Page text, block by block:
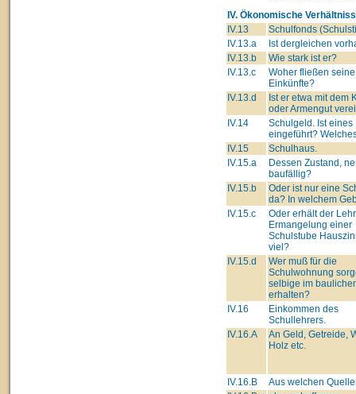
IV. Ökonomische
IV.13
Schulfonds
IV.13.a
Ist dergleichen
IV.13.b
Wie stark ist er?
IV.13.c
Woher fließen seine
Einkünfte?
IV.13.d
Ist er etwa mit dem
oder Armengut
IV.14
Schulgeld. Ist eines
eingeführt?
IV.15
Schulhaus.
IV.15.a
Dessen Zustand,
baufällig?
IV.15.b
Oder ist nur eine
da? In welchem
IV.15.c
Oder erhält der
Ermangelung einer
Schulstube
viel?
IV.15.d
Wer muß für die
Schulwohnung
selbige im
erhalten?
IV.16
Einkommen des
Schullehrers.
IV.16.A
An Geld, Getreide,
Holz etc.
IV.16.B
Aus welchen